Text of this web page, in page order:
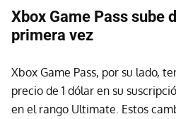
Xbox Game Pass sube
primera vez
Xbox Game Pass, por su lado,
precio de 1 dólar en su
en el rango Ultimate. Estos